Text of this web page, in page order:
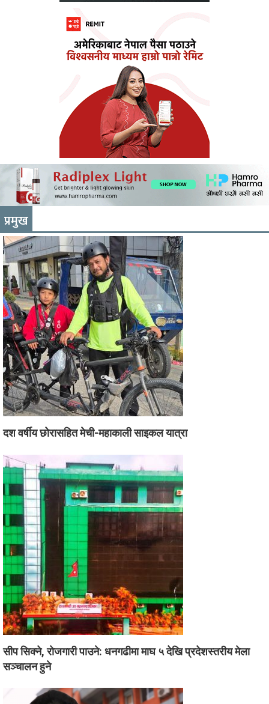
प्रमुख
दश वर्षीय छोरासहित मेची-महाकाली साइकल यात्रा
सीप सिक्ने, रोजगारी पाउने: धनगढीमा माघ ५ देखि प्रदेशस्तरीय मेला
सञ्चालन हुने